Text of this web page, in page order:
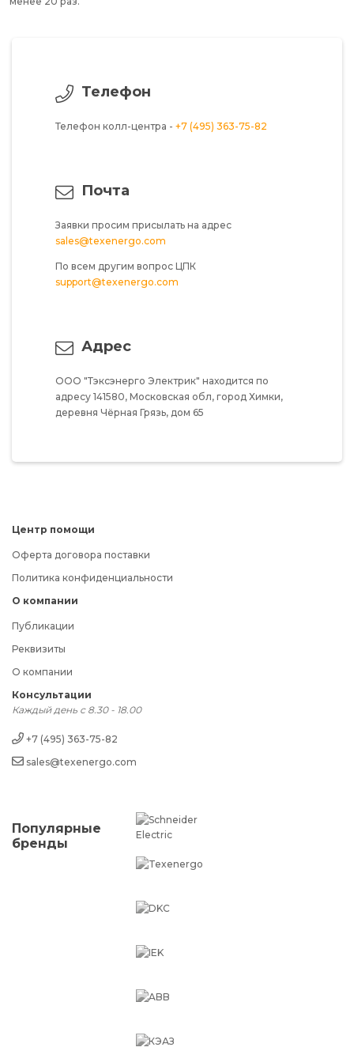
Телефон
Телефон колл-центра - +7 (495) 363-75-82
Почта
Заявки просим присылать на адрес
sales@texenergo.com
По всем другим вопрос ЦПК
support@texenergo.com
Адрес
ООО "Тэксэнерго Электрик" находится по
адресу 141580, Московская обл, город Химки,
деревня Чёрная Грязь, дом 65
Центр помощи
Оферта договора поставки
Политика конфиденциальности
О компании
Публикации
Реквизиты
О компании
Консультации
Каждый день с 8.30 - 18.00
+7 (495) 363-75-82
sales@texenergo.com
Популярные
бренды